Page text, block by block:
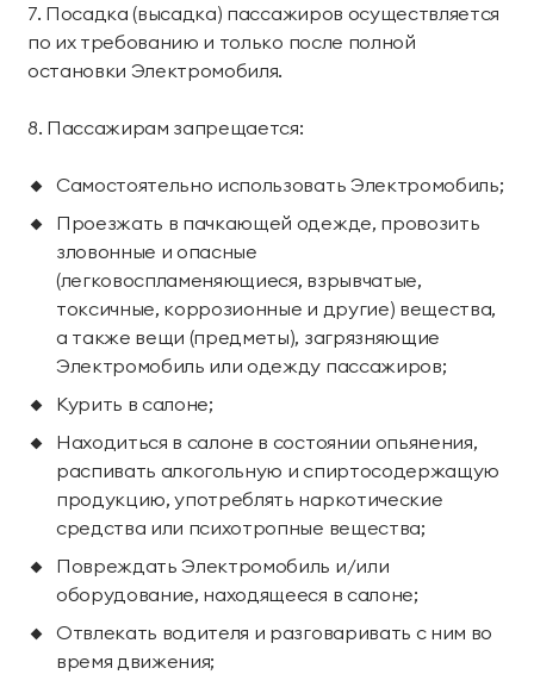
7. Посадка (высадка) пассажиров осуществляется
по их требованию и только после полной
остановки Электромобиля.
8. Пассажирам запрещается:
Самостоятельно использовать Электромобиль;
Проезжать в пачкающей одежде, провозить
зловонные и опасные
(легковоспламеняющиеся, взрывчатые,
токсичные, коррозионные и другие) вещества,
а также вещи (предметы), загрязняющие
Электромобиль или одежду пассажиров;
Курить в салоне;
Находиться в салоне в состоянии опьянения,
распивать алкогольную и спиртосодержащую
продукцию, употреблять наркотические
средства или психотропные вещества;
Повреждать Электромобиль и/или
оборудование, находящееся в салоне;
Отвлекать водителя и разговаривать с ним во
время движения;
Маяк Мечты
территории курорта
Групповые экскурсии